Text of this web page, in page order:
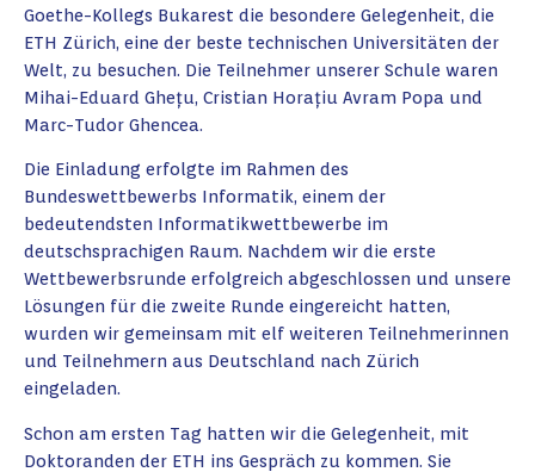
Goethe-Kollegs Bukarest die besondere Gelegenheit, die
ETH Zürich, eine der beste technischen Universitäten der
Welt, zu besuchen. Die Teilnehmer unserer Schule waren
Mihai-Eduard Ghețu, Cristian Horațiu Avram Popa und
Marc-Tudor Ghencea.
Die Einladung erfolgte im Rahmen des
Bundeswettbewerbs Informatik, einem der
bedeutendsten Informatikwettbewerbe im
deutschsprachigen Raum. Nachdem wir die erste
Wettbewerbsrunde erfolgreich abgeschlossen und unsere
Lösungen für die zweite Runde eingereicht hatten,
wurden wir gemeinsam mit elf weiteren Teilnehmerinnen
und Teilnehmern aus Deutschland nach Zürich
eingeladen.
Schon am ersten Tag hatten wir die Gelegenheit, mit
Doktoranden der ETH ins Gespräch zu kommen. Sie